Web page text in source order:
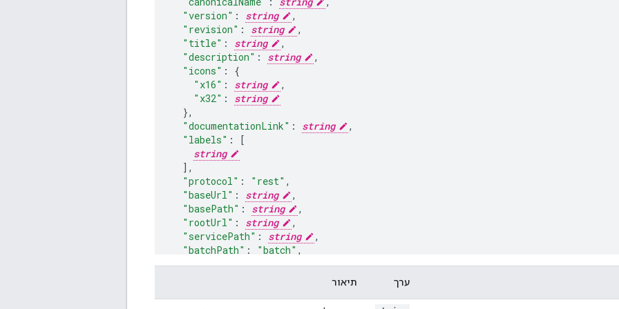
"version" : string
,
"revision" : string
,
"title" : string
,
"description" : string
,
"icons" :
"x16" : string
,
"x32" :
string
},
"documentationLink" : string
,
"labels" :
[
string
],
"protocol" : "rest" ,
"baseUrl" : string
,
"basePath" : string
,
"rootUrl" : string
,
"servicePath" : string
,
"batchPath" : "batch" ,
"endpoints": [
,
ערך תיאור